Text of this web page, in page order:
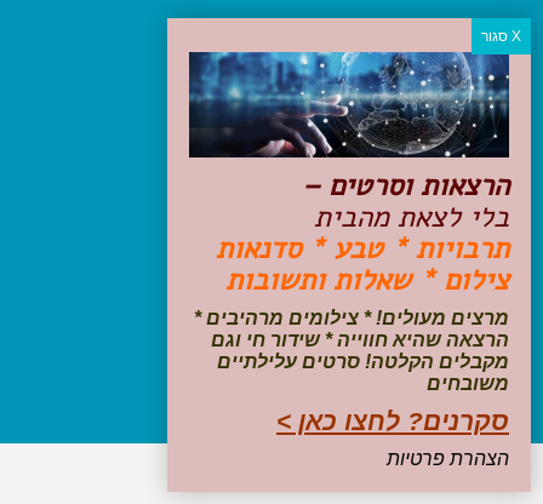
קטגוריות פופולריות
יעדים
טיולים בישראל
מלונות בוטיק בישראל
טיפים והמלצות
הכנות לנסיעה
טיולי ג'יפים
טיולים עם ילדים
שייט, הפלגות, קרוזים
עקבו אחרינו בפייסבוק
הרצאות וסרטים –
בלי לצאת מהבית
תרבויות * טבע * סדנאות
צילום * שאלות ותשובות
מרצים מעולים! * צילומים מרהיבים *
הרצאה שהיא חווייה * שידור חי וגם
מקבלים הקלטה! סרטים עלילתיים
משובחים
סקרנים? לחצו כאן >
הצהרת פרטיות